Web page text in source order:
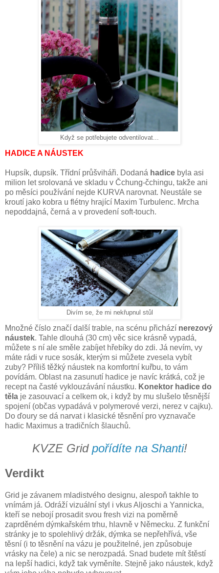
Když se potřebujete odventilovat...
HADICE A NÁUSTEK
Hupsík, dupsík. Třídní průšviháři. Dodaná hadice byla asi
milion let srolovaná ve skladu v Čchung-čchingu, takže ani
po měsíci používání nejde KURVA narovnat. Neustále se
kroutí jako kobra u flétny hrající Maxim Turbulenc. Mrcha
nepoddajná, černá a v provedení soft-touch.
Divím se, že mi nekřupnul stůl
Množné číslo značí další trable, na scénu přichází nerezový
náustek. Tahle dlouhá (30 cm) věc sice krásně vypadá,
můžete s ní ale směle zabíjet hřebíky do zdi. Já nevím, vy
máte rádi v ruce sosák, kterým si můžete zvesela vybít
zuby? Příliš těžký náustek na komfortní kuřbu, to vám
povídám. Oblast na zasunutí hadice je navíc krátká, což je
recept na časté vyklouzávání náustku. Konektor hadice do
těla je zasouvací a celkem ok, i když by mu slušelo těsnější
spojení (občas vypadává v polymerové verzi, nerez v cajku).
Do ďoury se dá narvat i klasické těsnění pro vyznavače
hadic Maximus a tradičních šlauchů.
KVZE Grid pořídíte na Shanti!
Verdikt
Grid je závanem mladistvého designu, alespoň takhle to
vnímám já. Odráží vizuální styl i vkus Aljoschi a Yannicka,
kteří se nebojí prosadit svou fresh vizi na poměrně
zaprděném dýmkařském trhu, hlavně v Německu. Z funkční
stránky je to spolehlivý držák, dýmka se nepřehřívá, vše
těsní (i to těsnění na vázu je použitelné, jen způsobuje
vrásky na čele) a nic se nerozpadá. Snad budete mít štěstí
na lepší hadici, když tak vyměníte. Stejně jako náustek, když